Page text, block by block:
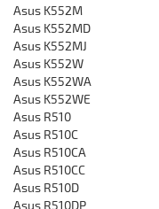
Asus K552M
Asus K552MD
Asus K552MJ
Asus K552W
Asus K552WA
Asus K552WE
Asus R510
Asus R510C
Asus R510CA
Asus R510CC
Asus R510D
Asus R510DP